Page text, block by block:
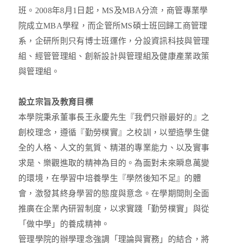
班。2008年8月1日起，MS及MBA分流，商管專業學
院成立MBA學程，而企管所MS碩士班回歸工商管理
系，企研所則只有博士班運作，分設資訊科技與管理
組、經管管理組、創新設計與管理組及健康產業政策
與管理組。
設立宗旨及教育目標
本學院秉承董事長王永慶先生『我們只辦最好的』之
創校理念，遵循『勤勞樸實』之校訓，以塑造學生健
全的人格、人文的氣質、精湛的專業能力、以及實事
求是、樂觀進取的精神為目的。為面對未來瞬息萬變
的環境，在學習中培養學生『學然後知不足』的體
會，激發其終身學習的態度與意念。在學期間則全面
推廣在企業內研習制度，以求實踐「勤勞樸實」與從
「做中學」的養成精神。
管理學院的辦學理念強調「理論與實務」的結合，將